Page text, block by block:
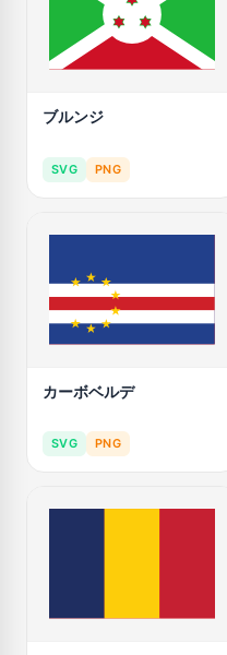
ブルンジ
SVG PNG
カーボベルデ
SVG PNG